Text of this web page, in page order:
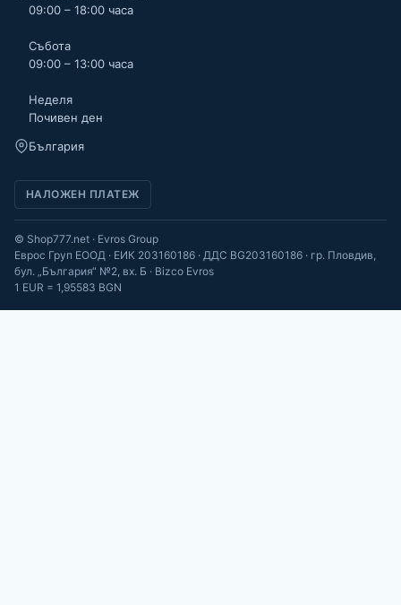
09:00 – 18:00 часа
Събота
09:00 – 13:00 часа
Неделя
Почивен ден
България
НАЛОЖЕН ПЛАТЕЖ
© Shop777.net · Evros Group
Еврос Груп ЕООД · ЕИК 203160186 · ДДС BG203160186 · гр. Пловдив,
бул. „България“ №2, вх. Б · Bizco Evros
1 EUR = 1,95583 BGN